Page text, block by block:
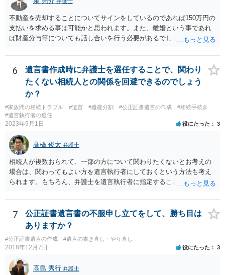
不動産を売却することについてサインをしているのであれば150万円の
支払いを求める事は可能かと思われます。また、離婚という事であれ
ば財産分与等についても話し合いを行う必要があるでしょう。 細かい
士事務所へご相談されると良いでしょう。
6
遺言書作成時に弁護士を選任することで、関わり
たくない相続人との関係を回避できるのでしょう
か？
#家族間の相続トラブル #遺言 #遺産分割 #公正証書遺言の作成
#相続手続き
#遺言執行者の選任
2023年9月1日 役にたった 3
髙橋 俊太 弁護士
相続人が複数おられて、一部の方について関わりたくないとお考えの
場合は、関わってもよい方を遺言執行者にしておくという方法も考え
られます。もちろん、弁護士を遺言執行者に指定することもできます
方に再委任の権限を付与しておくという方法もあります。 一度、弁護
士に直接ご相談されることをお勧めいたします。
7
公正証書遺言書の不服申し立てをして、勝ち目は
ありますか？
#公正証書遺言の作成 #遺言の書き直し・やり直し
2018年12月7日 役にたった 3
高島 秀行 弁護士